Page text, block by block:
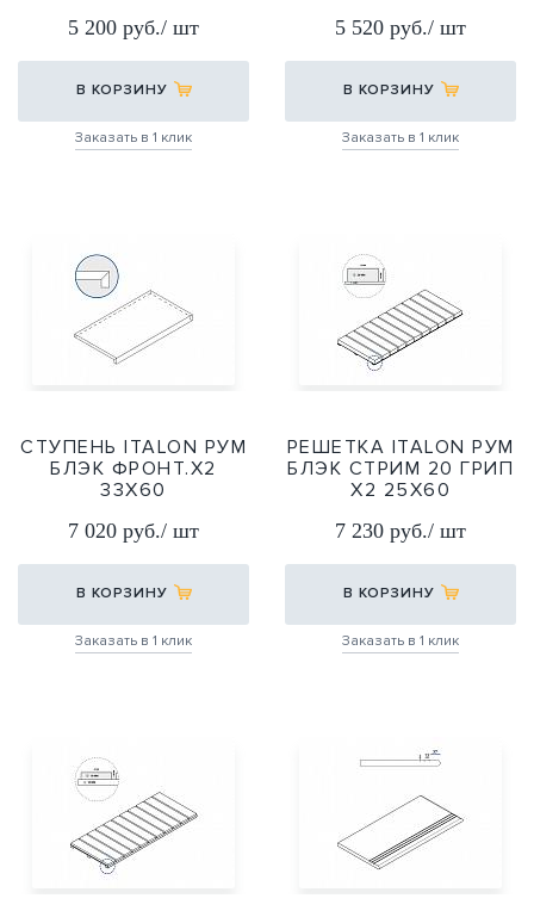
5 200 руб./ шт
В КОРЗИНУ
Заказать в 1 клик
5 520 руб./ шт
В КОРЗИНУ
Заказать в 1 клик
СТУПЕНЬ ITALON РУМ
БЛЭК ФРОНТ.Х2
33Х60
7 020 руб./ шт
В КОРЗИНУ
Заказать в 1 клик
РЕШЕТКА ITALON РУМ
БЛЭК СТРИМ 20 ГРИП
Х2 25Х60
7 230 руб./ шт
В КОРЗИНУ
Заказать в 1 клик